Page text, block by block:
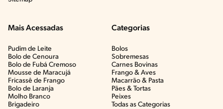
Mais Acessadas
Pudim de Leite
Bolo de Cenoura
Bolo de Fubá Cremoso
Mousse de Maracujá
Fricassê de Frango
Bolo de Laranja
Molho Branco
Brigadeiro
Categorias
Bolos
Sobremesas
Carnes Bovinas​
Frango & Aves​
Macarrão & Pasta​
Pães & Tortas​
Peixes
Todas as Categorias